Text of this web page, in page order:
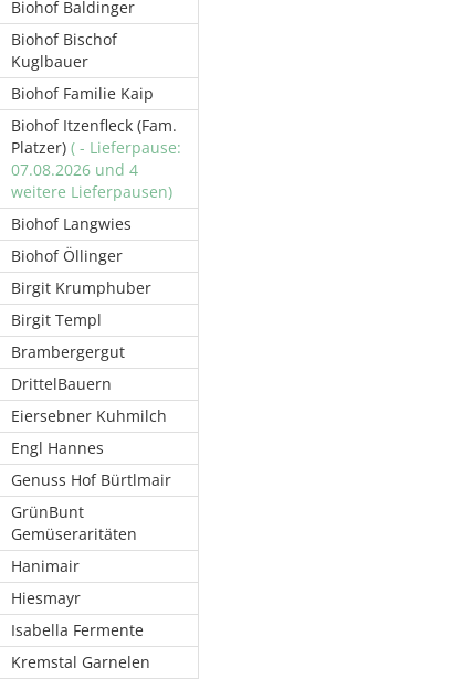
Biohof Baldinger
Biohof Bischof
Kuglbauer
Biohof Familie Kaip
Biohof Itzenfleck (Fam.
Platzer) ( - Lieferpause:
07.08.2026 und 4
weitere Lieferpausen)
Biohof Langwies
Biohof Öllinger
Birgit Krumphuber
Birgit Templ
Brambergergut
DrittelBauern
Eiersebner Kuhmilch
Engl Hannes
Genuss Hof Bürtlmair
GrünBunt
Gemüseraritäten
Hanimair
Hiesmayr
Isabella Fermente
Kremstal Garnelen